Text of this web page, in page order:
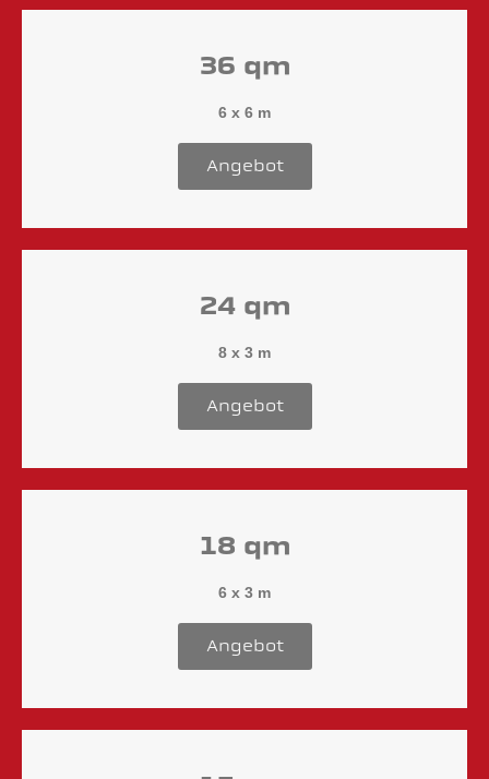
36 qm
6 x 6 m
Angebot
24 qm
8 x 3 m
Angebot
18 qm
6 x 3 m
Angebot